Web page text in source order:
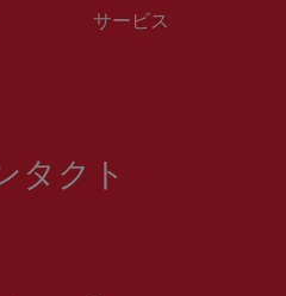
サービス
タクト